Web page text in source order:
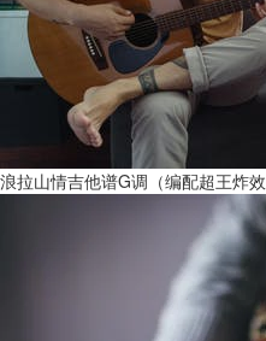
浪拉山情吉他谱G调（编配超王炸